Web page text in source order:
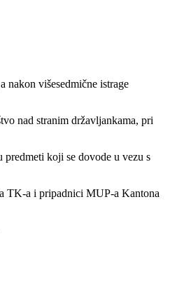
nakon višesedmične istrage
nad stranim državljankama, pri
koji se dovode u vezu s
TK-a i pripadnici MUP-a Kantona